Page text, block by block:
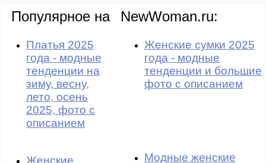
Популярное на NewWoman.ru:
Платья 2025
года - модные
тенденции на
зиму, весну,
лето, осень
2025, фото с
описанием
Женские сумки 2025
года - модные
тенденции и большие
фото с описанием
Женские
Модные женские